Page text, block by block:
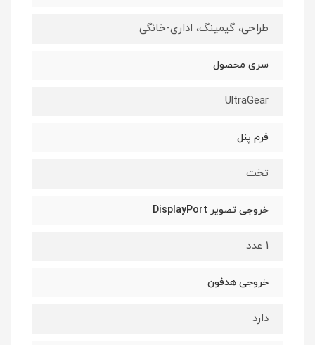
طراحی، گیمینگ، اداری-خانگی
سری محصول
UltraGear
فرم پنل
تخت
خروجی تصویر DisplayPort
1 عدد
خروجی هدفون
دارد